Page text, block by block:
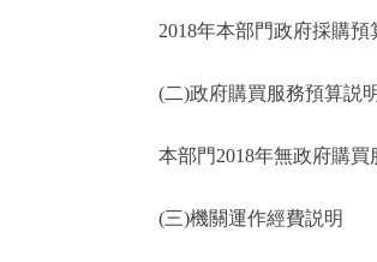
2018年本部門政府採購預算
(二)政府購買服務預算説
本部門2018年無政府購買
(三)機關運作經費説明